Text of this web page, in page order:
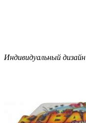
Индивидуальный дизайн